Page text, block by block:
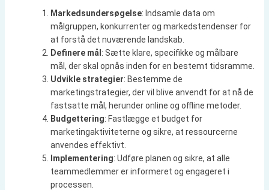
Markedsundersøgelse: Indsamle data om
målgruppen, konkurrenter og markedstendenser for
at forstå det nuværende landskab.
Definere mål: Sætte klare, specifikke og målbare
mål, der skal opnås inden for en bestemt tidsramme.
Udvikle strategier: Bestemme de
marketingstrategier, der vil blive anvendt for at nå de
fastsatte mål, herunder online og offline metoder.
Budgettering: Fastlægge et budget for
marketingaktiviteterne og sikre, at ressourcerne
anvendes effektivt.
Implementering: Udføre planen og sikre, at alle
teammedlemmer er informeret og engageret i
processen.